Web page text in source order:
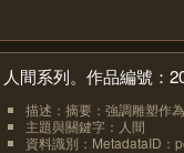
人間系列。作品編號：
描述：摘要：強調雕塑作
主題與關鍵字：人間
資料識別：MetadataID